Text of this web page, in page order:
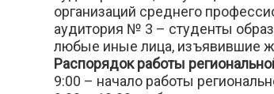
организаций среднего
аудитория № 3 – студенты
любые иные лица, изъявившие
Распорядок работы
9:00 – начало работы